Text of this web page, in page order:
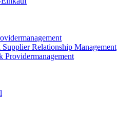
Relationship Management
Providermanagement